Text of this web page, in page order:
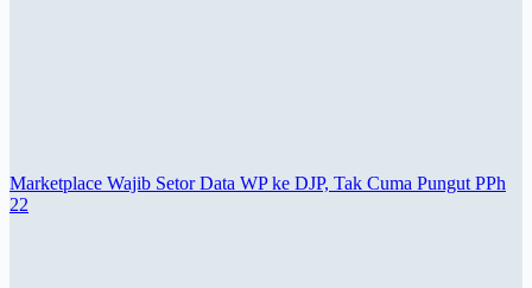
Marketplace Wajib Setor Data WP ke DJP, Tak Cuma Pungut PPh
22